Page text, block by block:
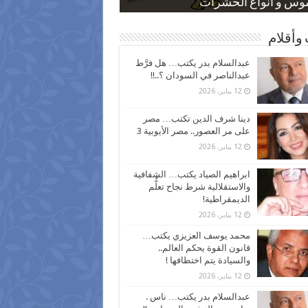
و أنواع الحشرات
بعد ارتفاع الأسعار
نسبة الطلاق في مصر
كاركاتيرية
كاركاتيرية
وأقلام
عبدالسلام بدر يكتب… هل فرَّط
عبدالناصر في السودان ؟..!!
12 يناير، 2026
دينا شرف الدين تكتب… مصر
على مر العصور.. مصر الأيوبية 3
12 يناير، 2026
ابراهيم الصياد يكتب… الشفافية
والاستقلالية شرط نجاح تعلُّم
الديمقراطية!
12 يناير، 2026
محمد يوسف العزيزي يكتب…
قانون القوة يحكم العالم..
والسيادة يتم اختطافها !
12 يناير، 2026
عبدالسلام بدر يكتب… ناس .